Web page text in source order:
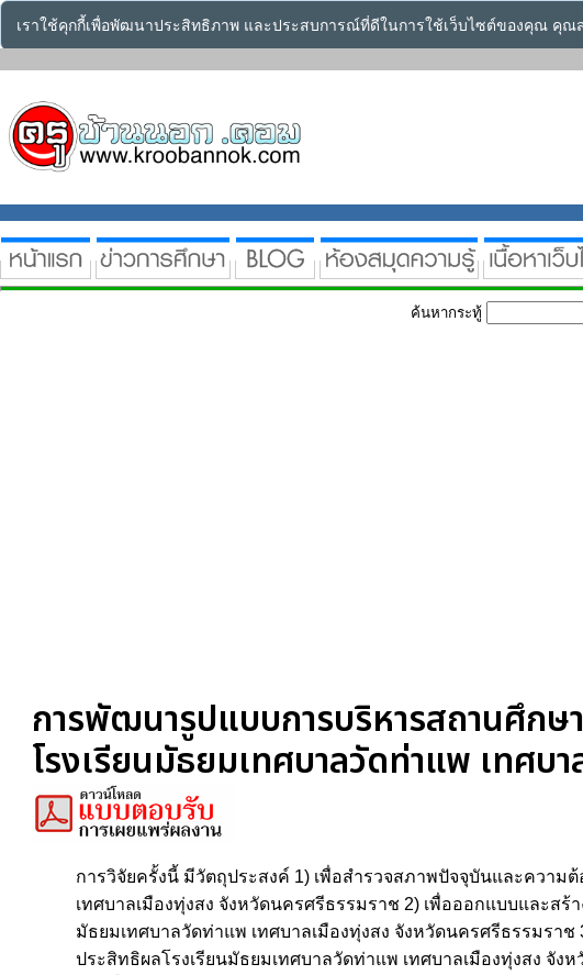
เราใช้คุกกี้เพื่อพัฒนาประสิทธิภาพ และประสบการณ์ที่ดีในการใช้เว็บไซต์ของคุณ คุณ
ค้นหากระทู้
การพัฒนารูปแบบการบริหารสถานศึก
โรงเรียนมัธยมเทศบาลวัดท่าแพ เทศบ
การวิจัยครั้งนี้ มีวัตถุประสงค์ 1) เพื่อสำรวจสภาพปัจจุบันและควา
เทศบาลเมืองทุ่งสง จังหวัดนครศรีธรรมราช 2) เพื่อออกแบบและส
มัธยมเทศบาลวัดท่าแพ เทศบาลเมืองทุ่งสง จังหวัดนครศรีธรรมร
ประสิทธิผลโรงเรียนมัธยมเทศบาลวัดท่าแพ เทศบาลเมืองทุ่งสง จั